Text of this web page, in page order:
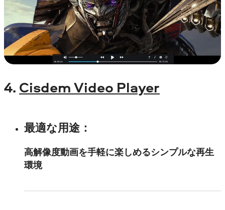
4. Cisdem Video Player
最適な用途 ：
高解像度動画を手軽に楽しめるシンプルな再生
環境